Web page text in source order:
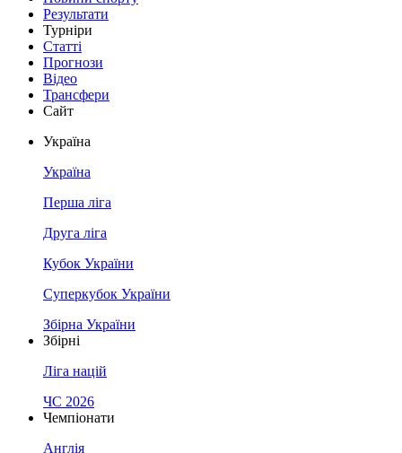
Результати
Турніри
Статті
Прогнози
Відео
Трансфери
Сайт
Україна
Україна
Перша ліга
Друга ліга
Кубок України
Суперкубок України
Збірна України
Збірні
Ліга націй
ЧС 2026
Чемпіонати
Англія